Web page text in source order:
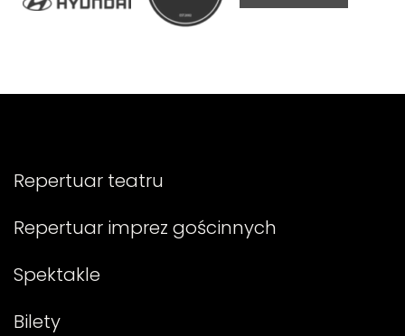
Repertuar teatru
Repertuar imprez gościnnych
Spektakle
Bilety